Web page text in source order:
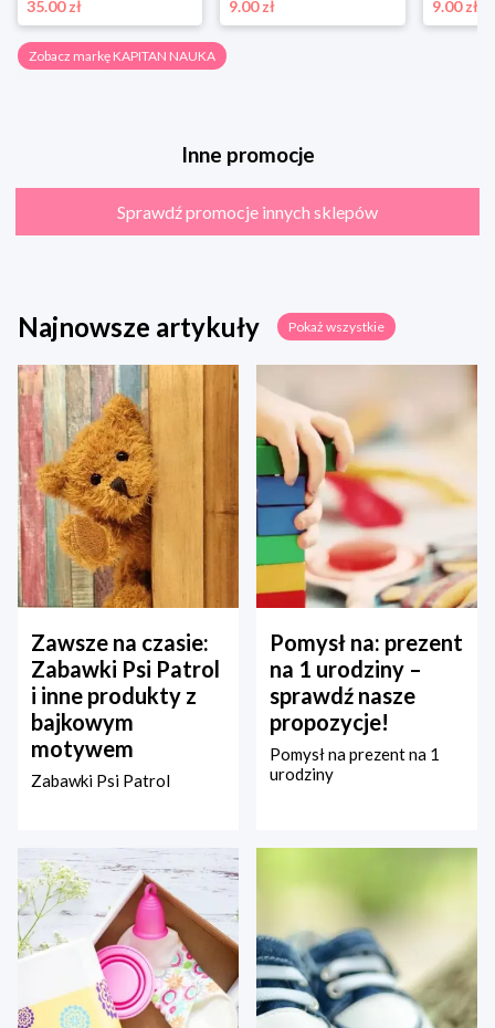
35.00 zł 9.00 zł 9.00 zł
Zobacz markę KAPITAN NAUKA
Inne promocje
Sprawdź promocje innych sklepów
Najnowsze artykuły Pokaż wszystkie
Zawsze na czasie:
Zabawki Psi Patrol
i inne produkty z
bajkowym
motywem
Zabawki Psi Patrol
Pomysł na: prezent
na 1 urodziny –
sprawdź nasze
propozycje!
Pomysł na prezent na 1
urodziny